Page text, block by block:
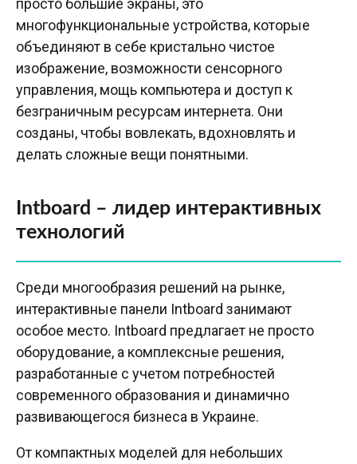
многофункциональные устройства, которые
объединяют в себе кристально чистое
изображение, возможности сенсорного
управления, мощь компьютера и доступ к
безграничным ресурсам интернета. Они
созданы, чтобы вовлекать, вдохновлять и
делать сложные вещи понятными.
Intboard – лидер интерактивных
технологий
Среди многообразия решений на рынке,
интерактивные панели Intboard занимают
особое место. Intboard предлагает не просто
оборудование, а комплексные решения,
разработанные с учетом потребностей
современного образования и динамично
развивающегося бизнеса в Украине.
От компактных моделей для небольших